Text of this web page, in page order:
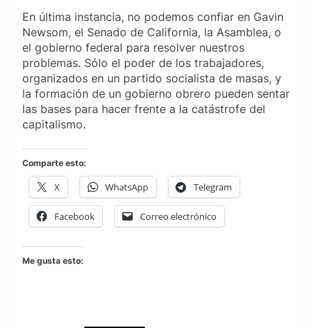
En última instancia, no podemos confiar en Gavin
Newsom, el Senado de California, la Asamblea, o
el gobierno federal para resolver nuestros
problemas. Sólo el poder de los trabajadores,
organizados en un partido socialista de masas, y
la formación de un gobierno obrero pueden sentar
las bases para hacer frente a la catástrofe del
capitalismo.
Comparte esto:
X WhatsApp Telegram
Facebook Correo electrónico
Me gusta esto: